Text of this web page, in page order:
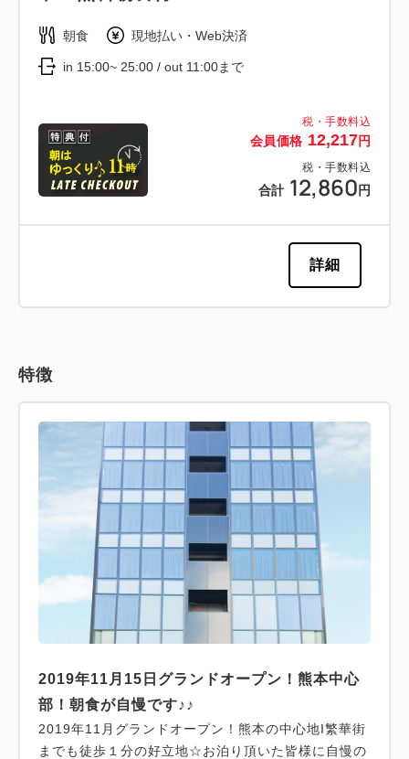
税・手数料込
会員価格 12,217円
税・手数料込
合計 12,860 円
朝食 現地払い・Web決済
in 15:00~ 25:00 / out 11:00まで
詳細
特徴
2019年11月15日グランドオープン！熊本中心
部！朝食が自慢です♪♪
2019年11月グランドオープン！熊本の中心地I繁華街
までも徒歩１分の好立地☆お泊り頂いた皆様に自慢の